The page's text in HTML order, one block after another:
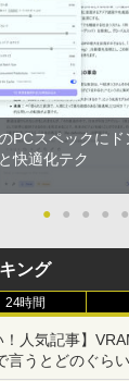
PCスペックに
快適化テク
● ● ● ● ●
ング
24時間
！人気記事】
言うとどのぐら